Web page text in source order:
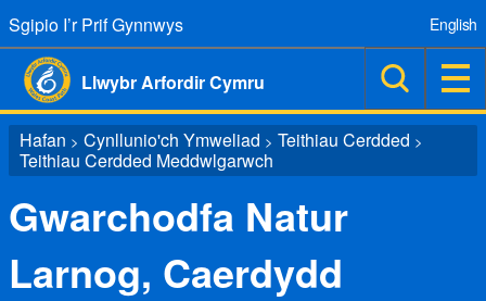
Sgipio I’r Prif Gynnwys
Llwybr Arfordir Cymru
English
Hafan > Cynllunio'ch Ymweliad > Teithiau Cerdded >
Teithiau Cerdded Meddwlgarwch
Gwarchodfa Natur
Larnog, Caerdydd